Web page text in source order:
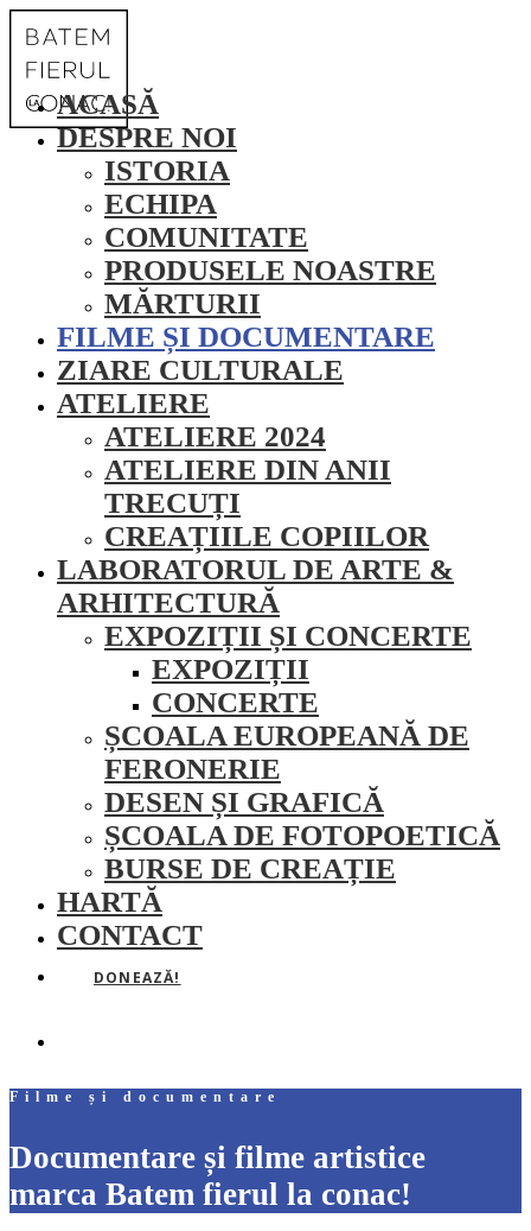
ACASĂ
DESPRE NOI
ISTORIA
ECHIPA
COMUNITATE
PRODUSELE NOASTRE
MĂRTURII
FILME ȘI DOCUMENTARE
ZIARE CULTURALE
ATELIERE
ATELIERE 2024
ATELIERE DIN ANII
TRECUȚI
CREAȚIILE COPIILOR
LABORATORUL DE ARTE &
ARHITECTURĂ
EXPOZIȚII ȘI CONCERTE
EXPOZIȚII
CONCERTE
ȘCOALA EUROPEANĂ DE
FERONERIE
DESEN ȘI GRAFICĂ
ȘCOALA DE FOTOPOETICĂ
BURSE DE CREAȚIE
HARTĂ
CONTACT
DONEAZĂ!
Filme și documentare
Documentare și filme artistice
marca Batem fierul la conac!